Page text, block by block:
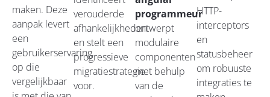
maken. Deze
aanpak levert
een
gebruikerservaring
op die
vergelijkbaar
verouderde
afhankelijkheden
en stelt een
progressieve
migratiestrategie
voor.
programmeur
ontwerpt
modulaire
componenten
met behulp
van de
HTTP-
interceptors
en
statusbeheer
om robuuste
integraties te